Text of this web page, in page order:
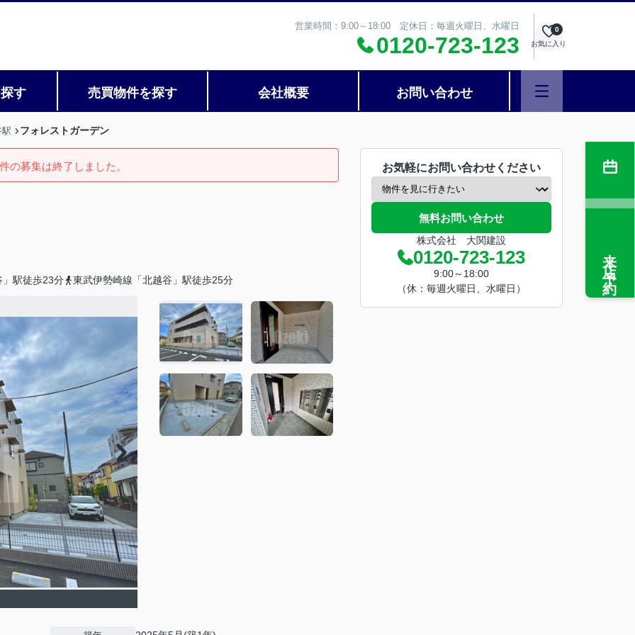
営業時間：9:00～18:00 定休日：毎週火曜日、水曜日
0120-723-123 お気に入り
0
す 売買物件を探す 会社概要 お問い合わせ
駅 フォレストガーデン
の募集は終了しました。
駅徒歩23分 東武伊勢崎線「北越谷」駅徒歩25分
お気軽にお問い合わせください
無料お問い合わせ
株式会社 大関建設
0120-723-123
9:00～18:00
（休：毎週火曜日、水曜日）
来店予約